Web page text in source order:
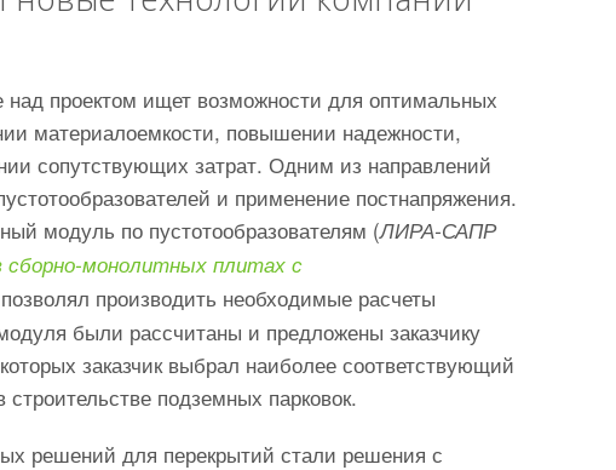
над проектом ищет возможности для оптимальных
материалоемкости, повышении надежности,
сопутствующих затрат. Одним из направлений
и применение постнапряжения.
модуль по пустотообразователям (ЛИРА-САПР
сборно-монолитных плитах с
производить необходимые расчеты
были рассчитаны и предложены заказчику
заказчик выбрал наиболее соответствующий
подземных парковок.
решений для перекрытий стали решения с